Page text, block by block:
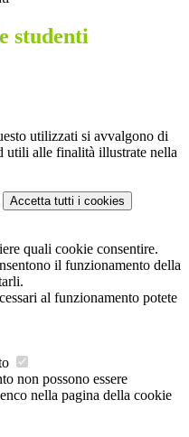
studenti
utilizzati si avvalgono di
utili alle finalità illustrate nella
Accetta tutti i cookies
quali cookie consentire.
il funzionamento della
al funzionamento potete
non possono essere
nella pagina della cookie